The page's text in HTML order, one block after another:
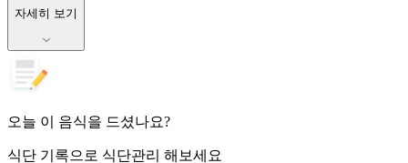
자세히 보기
오늘 이 음식을 드셨나요?
식단 기록으로 식단관리 해보세요